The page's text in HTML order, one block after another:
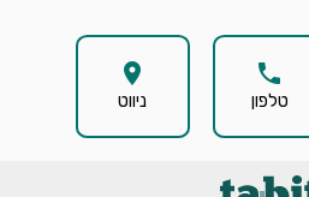
phone
טלפון
location_on
ניווט